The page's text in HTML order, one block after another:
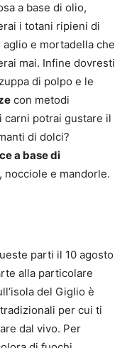
a base di olio,
i totani ripieni di
aglio e mortadella che
mai. Infine dovresti
di polpo e le
con metodi
carni potrai gustare il
di dolci?
a base di
nocciole e mandorle.
parti il 10 agosto
alla particolare
del Giglio è
per cui ti
dal vivo. Per